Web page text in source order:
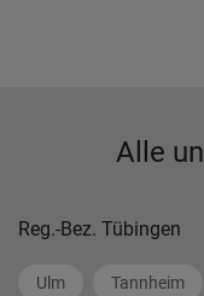
Alle
Reg.-Bez. Tübingen
Ulm Tannheim